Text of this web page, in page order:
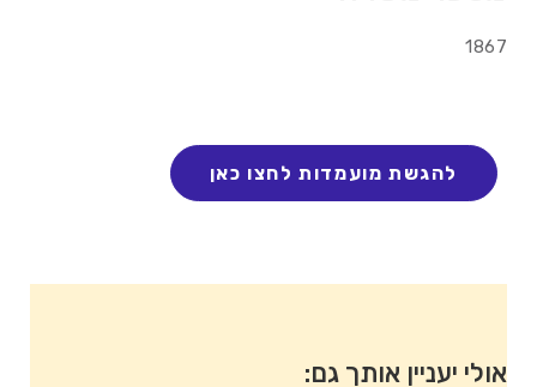
1867
אולי יעניין אותך גם: